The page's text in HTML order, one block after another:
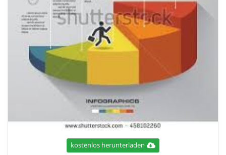
kostenlos herunterladen